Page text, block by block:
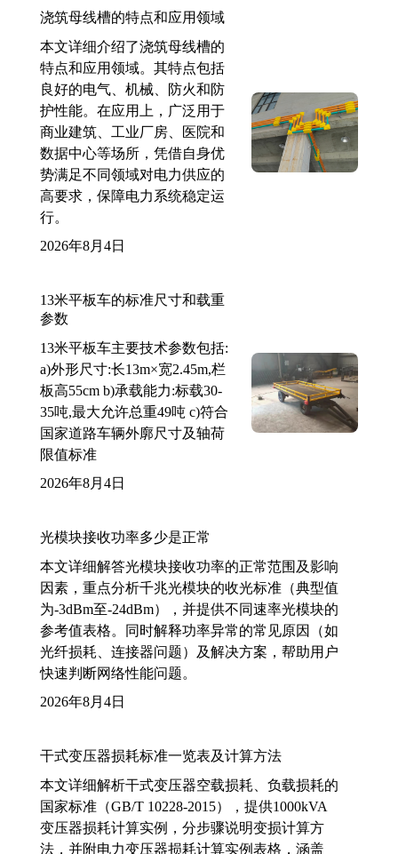
浇筑母线槽的特点和应用领域
本文详细介绍了浇筑母线槽的
特点和应用领域。其特点包括
良好的电气、机械、防火和防
护性能。在应用上，广泛用于
商业建筑、工业厂房、医院和
数据中心等场所，凭借自身优
势满足不同领域对电力供应的
高要求，保障电力系统稳定运
行。
2026年8月4日
13米平板车的标准尺寸和载重
参数
13米平板车主要技术参数包括:
a)外形尺寸:长13m×宽2.45m,栏
板高55cm b)承载能力:标载30-
35吨,最大允许总重49吨 c)符合
国家道路车辆外廓尺寸及轴荷
限值标准
2026年8月4日
光模块接收功率多少是正常
本文详细解答光模块接收功率的正常范围及影响
因素，重点分析千兆光模块的收光标准（典型值
为-3dBm至-24dBm），并提供不同速率光模块的
参考值表格。同时解释功率异常的常见原因（如
光纤损耗、连接器问题）及解决方案，帮助用户
快速判断网络性能问题。
2026年8月4日
干式变压器损耗标准一览表及计算方法
本文详细解析干式变压器空载损耗、负载损耗的
国家标准（GB/T 10228-2015），提供1000kVA
变压器损耗计算实例，分步骤说明变损计算方
法，并附电力变压器损耗计算实例表格，涵盖